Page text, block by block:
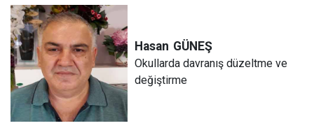
Hasan GÜNEŞ
Okullarda davranış düzeltme ve
değiştirme